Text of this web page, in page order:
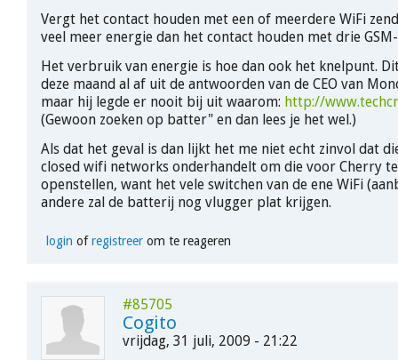
Vergt het contact houden met een of meerdere WiFi
veel meer energie dan het contact houden met drie
Het verbruik van energie is hoe dan ook het knelpunt.
deze maand al af uit de antwoorden van de CEO van
maar hij legde er nooit bij uit waarom: http://
(Gewoon zoeken op batter" en dan lees je het wel.)
Als dat het geval is dan lijkt het me niet echt zinvol dat
closed wifi networks onderhandelt om die voor Cherry
openstellen, want het vele switchen van de ene WiFi
andere zal de batterij nog vlugger plat krijgen.
login ofregistreerom te reageren
#85705
Cogito
vrijdag, 31 juli, 2009 - 21:22